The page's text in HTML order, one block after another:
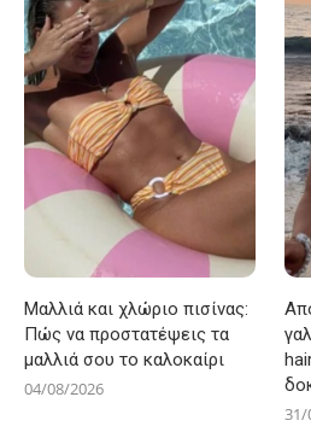
Μαλλιά και χλώριο πισίνας:
Πώς να προστατέψεις τα
μαλλιά σου το καλοκαίρι
04/08/2026
31/